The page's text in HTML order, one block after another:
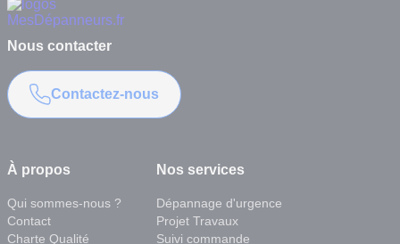
À propos
Qui sommes-nous ?
Contact
Charte Qualité
Nos services
Dépannage d'urgence
Projet Travaux
Suivi commande
Nous contacter
Contactez-nous